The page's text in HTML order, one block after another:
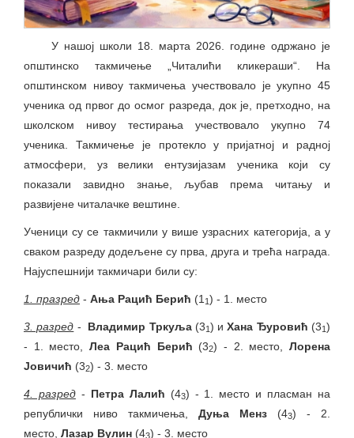
У нашој школи 18. марта 2026. године одржано је
општинско такмичење „Читалићи кликераши“. На
општинском нивоу такмичења учествовало је укупно 45
ученика од првог до осмог разреда, док је, претходно, на
школском нивоу тестирања учествовало укупно 74
ученика. Такмичење је протекло у пријатној и радној
атмосфери, уз велики ентузијазам ученика који су
показали завидно знање, љубав према читању и
развијене читалачке вештине.
Ученици су се такмичили у више узрасних категорија, а у
сваком разреду додељене су прва, друга и трећа награда.
Најуспешнији такмичари били су:
1. празред - Ања Рацић Берић (1 1) - 1. место
3. разред - Владимир Тркуља(31) иХана Ђуровић (31)
- 1. место,Леа Рацић Берић (32) - 2. место,Лорена
Јовичић (32) - 3. место
4. разред- Петра Лалић (43) - 1. место и пласман на
републички ниво такмичења, Дуња Менз (43) - 2.
место, Лазар Вулин (43) - 3. место